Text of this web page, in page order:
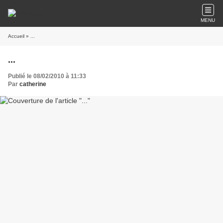
MENU
Accueil » ...
...
Publié le 08/02/2010 à 11:33
Par catherine